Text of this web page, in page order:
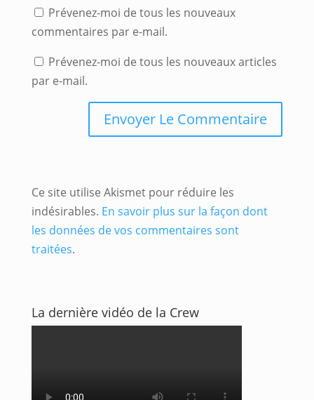
Prévenez-moi de tous les nouveaux
commentaires par e-mail.
Prévenez-moi de tous les nouveaux articles
par e-mail.
Ce site utilise Akismet pour réduire les
indésirables. En savoir plus sur la façon dont
les données de vos commentaires sont
traitées.
La dernière vidéo de la Crew